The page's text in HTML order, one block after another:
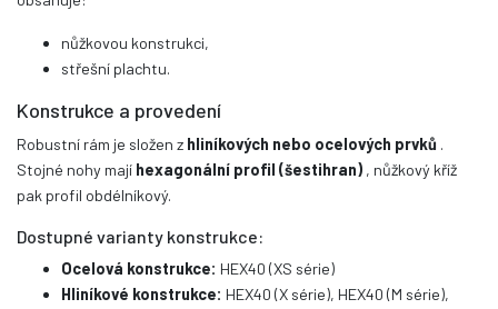
nůžkovou konstrukci,
střešní plachtu.
Konstrukce a provedení
Robustní rám je složen z hliníkových nebo ocelových prvků .
Stojné nohy mají hexagonální profil (šestihran) , nůžkový kříž
pak profil obdélníkový.
Dostupné varianty konstrukce:
Ocelová konstrukce: HEX40 (XS série)
Hliníkové konstrukce: HEX40 (X série), HEX40 (M série),